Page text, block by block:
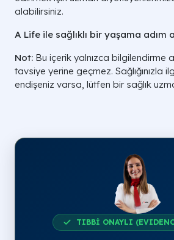
alabilirsiniz.
A Life ile sağlıklı bir yaşama adım
Not: Bu içerik yalnızca bilgilendirme
tavsiye yerine geçmez. Sağlığınızla
endişeniz varsa, lütfen bir sağlık
TIBBİ ONAYLI